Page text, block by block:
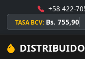
+58 422-
TASA BCV: Bs. 755,90